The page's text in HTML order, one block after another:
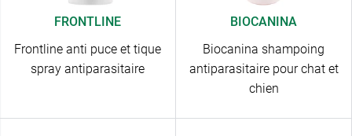
FRONTLINE
Frontline anti puce et tique
spray antiparasitaire
BIOCANINA
Biocanina shampoing
antiparasitaire pour chat et
chien